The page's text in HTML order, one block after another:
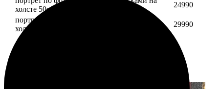
холсте 50х70
24990
портрет по фото акриловыми красками на
холсте 60х70
29990